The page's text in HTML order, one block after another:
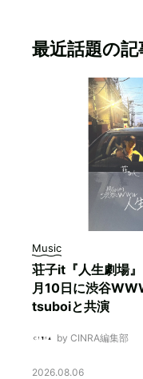
最近話題の記
Music
荘子it『人生劇場
月10日に渋谷
tsuboiと共演
by CINRA編集部
2026.08.06